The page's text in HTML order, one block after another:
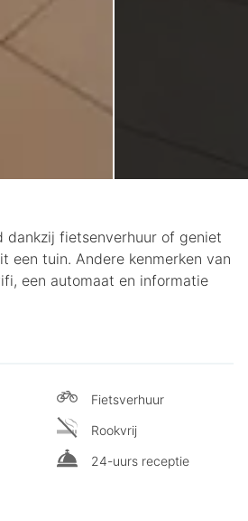
dankzij fietsenverhuur of geniet
een tuin. Andere kenmerken van
een automaat en informatie
Fietsverhuur
Rookvrij
24-uurs receptie